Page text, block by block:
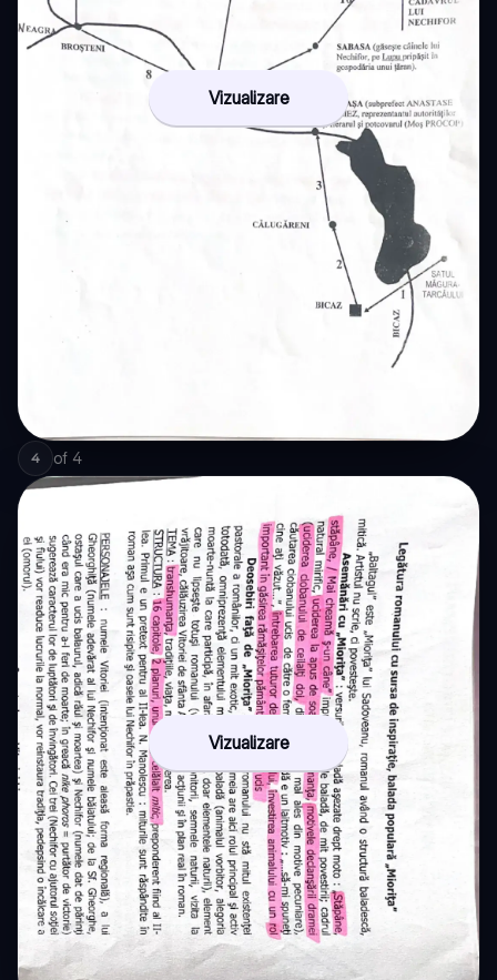
Vizualizare
4 of 4
Vizualizare